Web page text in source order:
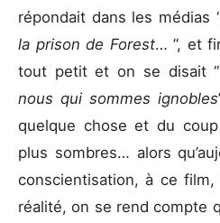
répondait dans les médias
la prison de Forest… ”, et
tout petit et on se disait
nous qui sommes ignobles
quelque chose et du
plus sombres… alors
conscientisation, à ce
réalité, on se rend compte